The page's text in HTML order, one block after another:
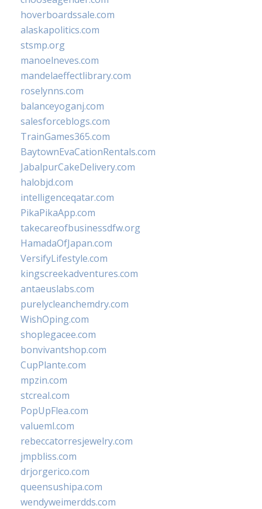
hoverboardssale.com
alaskapolitics.com
stsmp.org
manoelneves.com
mandelaeffectlibrary.com
roselynns.com
balanceyoganj.com
salesforceblogs.com
TrainGames365.com
BaytownEvaCationRentals.com
JabalpurCakeDelivery.com
halobjd.com
intelligenceqatar.com
PikaPikaApp.com
takecareofbusinessdfw.org
HamadaOfJapan.com
VersifyLifestyle.com
kingscreekadventures.com
antaeuslabs.com
purelycleanchemdry.com
WishOping.com
shoplegacee.com
bonvivantshop.com
CupPlante.com
mpzin.com
stcreal.com
PopUpFlea.com
valueml.com
rebeccatorresjewelry.com
jmpbliss.com
drjorgerico.com
queensushipa.com
wendyweimerdds.com